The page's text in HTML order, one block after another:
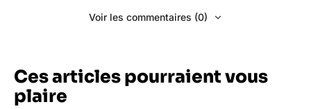
Voir les commentaires (0)
Ces articles pourraient vous
plaire